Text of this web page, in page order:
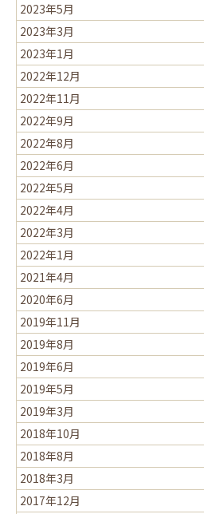
2023年5月
2023年3月
2023年1月
2022年12月
2022年11月
2022年9月
2022年8月
2022年6月
2022年5月
2022年4月
2022年3月
2022年1月
2021年4月
2020年6月
2019年11月
2019年8月
2019年6月
2019年5月
2019年3月
2018年10月
2018年8月
2018年3月
2017年12月